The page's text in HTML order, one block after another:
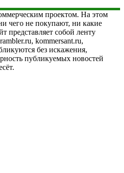
проектом. На этом
чего не покупают, ни какие
представляет собой ленту
kommersant.ru,
без искажения,
публикуемых новостей